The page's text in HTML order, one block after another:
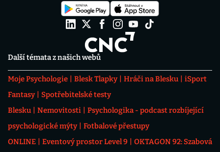
Další témata z našich webů
Moje Psychologie Blesk Tlapky Hráči na Blesku
iSport
Fantasy
Spotřebitelské testy
Blesku
Nemovitosti
Psychologika - podcast rozbíjející
psychologické mýty
Fotbalové přestupy
ONLINE
Eventový prostor Level 9
OKTAGON 92: Szabová